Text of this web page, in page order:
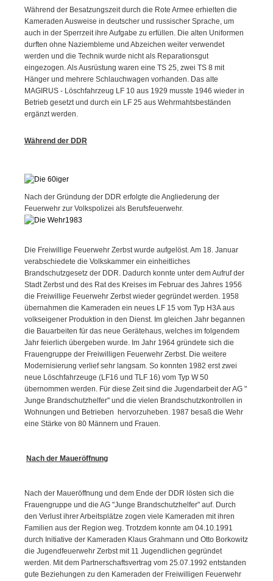
Während der Besatzungszeit durch die Rote Armee erhielten die
Kameraden Ausweise in deutscher und russischer Sprache, um
auch in der Sperrzeit ihre Aufgabe zu erfüllen. Die alten Uniformen
durften ohne Naziembleme und Abzeichen weiter verwendet
werden und die Technik wurde nicht als Reparationsgut
eingezogen. Als Ausrüstung waren eine TS 25, zwei TS 8 mit
Hänger und mehrere Schlauchwagen vorhanden. Das alte
MAGIRUS - Löschfahrzeug LF 10 aus 1929 musste 1946 wieder in
Betrieb gesetzt und durch ein LF 25 aus Wehrmahtsbeständen
ergänzt werden.
Während der DDR
Nach der Gründung der DDR erfolgte die Angliederung der
Feuerwehr zur Volkspolizei als Berufsfeuerwehr.
Die Freiwillige Feuerwehr Zerbst wurde aufgelöst. Am 18. Januar
verabschiedete die Volkskammer ein einheitliches
Brandschutzgesetz der DDR. Dadurch konnte unter dem Aufruf der
Stadt Zerbst und des Rat des Kreises im Februar des Jahres 1956
die Freiwillige Feuerwehr Zerbst wieder gegründet werden. 1958
übernahmen die Kameraden ein neues LF 15 vom Typ H3A aus
volkseigener Produktion in den Dienst. Im gleichen Jahr begannen
die Bauarbeiten für das neue Gerätehaus, welches im folgendem
Jahr feierlich übergeben wurde. Im Jahr 1964 gründete sich die
Frauengruppe der Freiwilligen Feuerwehr Zerbst. Die weitere
Modernisierung verlief sehr langsam. So konnten 1982 erst zwei
neue Löschfahrzeuge (LF16 und TLF 16) vom Typ W 50
übernommen werden. Für diese Zeit sind die Jugendarbeit der AG "
Junge Brandschutzhelfer" und die vielen Brandschutzkontrollen in
Wohnungen und Betrieben hervorzuheben. 1987 besaß die Wehr
eine Stärke von 80 Männern und Frauen.
Nach der Maueröffnung
Nach der Maueröffnung und dem Ende der DDR lösten sich die
Frauengruppe und die AG "Junge Brandschutzhelfer" auf. Durch
den Verlust ihrer Arbeitsplätze zogen viele Kameraden mit ihren
Familien aus der Region weg. Trotzdem konnte am 04.10.1991
durch Initiative der Kameraden Klaus Grahmann und Otto Borkowitz
die Jugendfeuerwehr Zerbst mit 11 Jugendlichen gegründet
werden. Mit dem Partnerschaftsvertrag vom 25.07.1992 entstanden
gute Beziehungen zu den Kameraden der Freiwilligen Feuerwehr